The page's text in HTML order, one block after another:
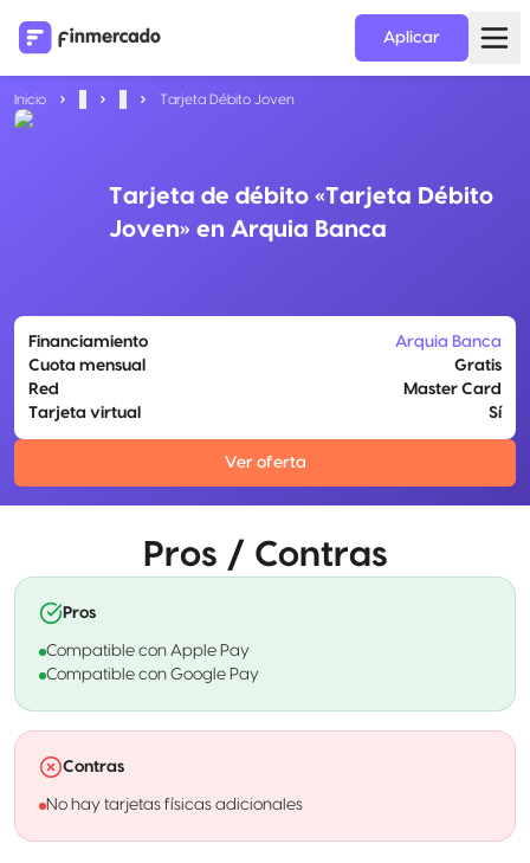
Aplicar
Inicio Tarjeta Débito Joven
Tarjeta de débito «Tarjeta Débito
Joven» en Arquia Banca
Financiamiento
Arquia Banca
Cuota mensual
Gratis
Red
Master Card
Tarjeta virtual
Sí
Ver oferta
Pros / Contras
Pros
Compatible con Apple Pay
Compatible con Google Pay
Contras
No hay tarjetas físicas adicionales